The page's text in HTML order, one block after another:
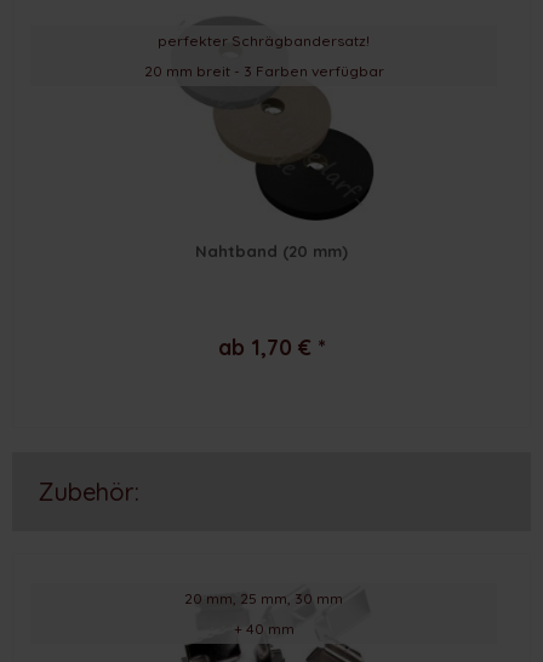
perfekter Schrägbandersatz!
20 mm breit - 3 Farben verfügbar
Nahtband (20 mm)
ab 1,70 € *
Zubehör:
20 mm, 25 mm, 30 mm
+ 40 mm